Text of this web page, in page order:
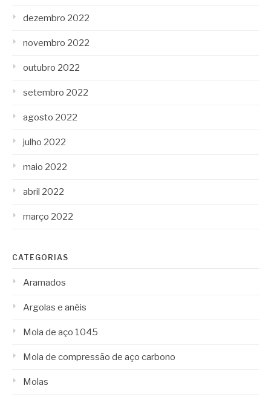
dezembro 2022
novembro 2022
outubro 2022
setembro 2022
agosto 2022
julho 2022
maio 2022
abril 2022
março 2022
CATEGORIAS
Aramados
Argolas e anéis
Mola de aço 1045
Mola de compressão de aço carbono
Molas